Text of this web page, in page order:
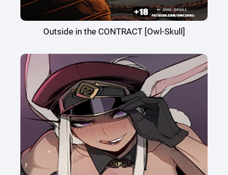
Outside in the CONTRACT [Owl-Skull]